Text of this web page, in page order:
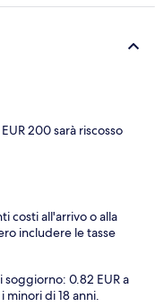
200 sarà riscosso
costi all'arrivo o alla
includere le tasse
soggiorno: 0.82 EUR a
minori di 18 anni.